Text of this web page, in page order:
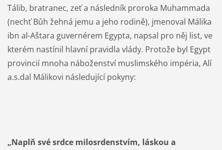
Tálib, bratranec, zeť a následník proroka Muhammada
(nechť Bůh žehná jemu a jeho rodině), jmenoval Málika
ibn al-Aštara guvernérem Egypta, napsal pro něj list, ve
kterém nastínil hlavní pravidla vlády. Protože byl Egypt
provincií mnoha náboženství muslimského impéria, Alí
a.s.dal Málikovi následující pokyny:
„Naplň své srdce milosrdenstvím, láskou a